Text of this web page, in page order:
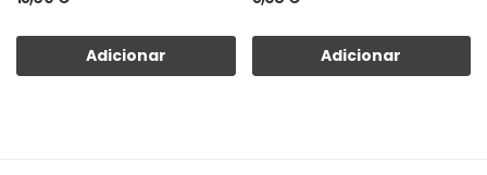
Adicionar Adicionar